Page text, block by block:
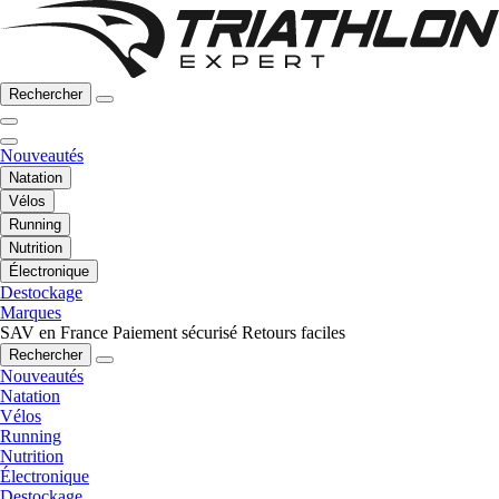
Rechercher
Nouveautés
Natation
Vélos
Running
Nutrition
Électronique
Destockage
Marques
SAV en France Paiement sécurisé Retours faciles
Rechercher
Nouveautés
Natation
Vélos
Running
Nutrition
Électronique